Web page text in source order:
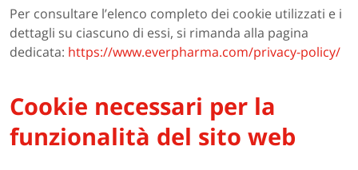
Per consultare l’elenco completo dei cookie utilizzati e i
dettagli su ciascuno di essi, si rimanda alla pagina
dedicata: https://www.everpharma.com/privacy-policy/
Cookie necessari per la
funzionalità del sito web